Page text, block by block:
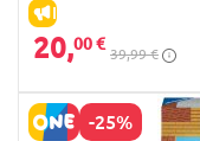
IŠPARDAVIMAS
20,00 €
39,99 €
-25%